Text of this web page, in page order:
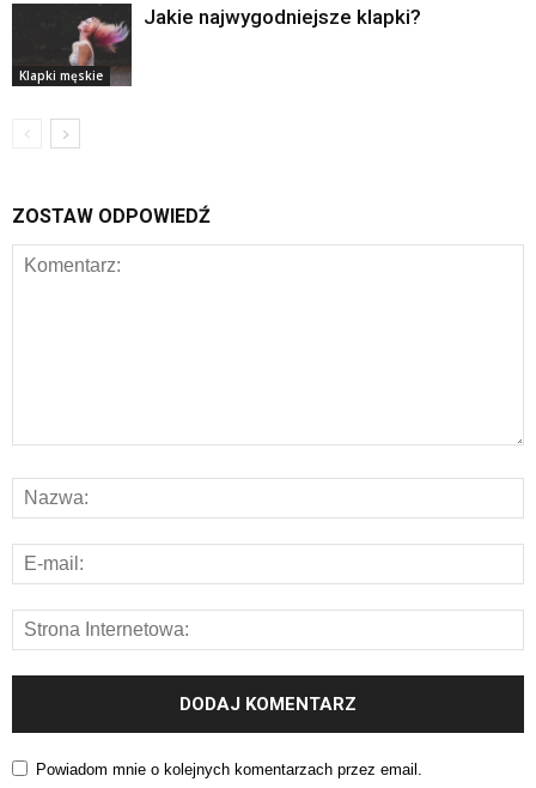
Klapki męskie
Jakie najwygodniejsze klapki?
ZOSTAW ODPOWIEDŹ
Powiadom mnie o kolejnych komentarzach przez email.